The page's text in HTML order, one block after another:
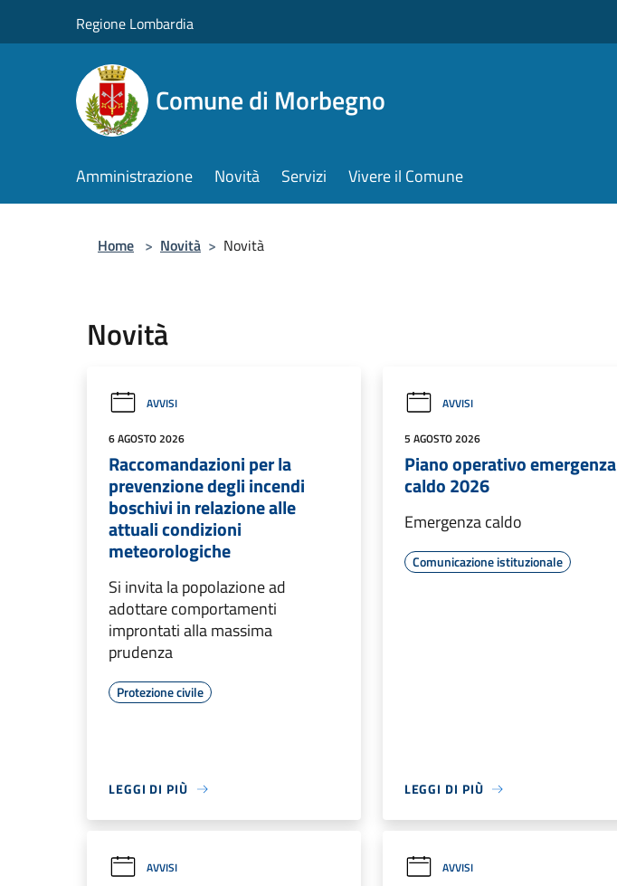
Regione Lombardia
Comune di Morbegno
Amministrazione Novità Servizi Vivere il Comune
Home > Novità > Novità
Novità
AVVISI
6 AGOSTO 2026
Raccomandazioni per la
prevenzione degli incendi
boschivi in relazione alle
attuali condizioni
meteorologiche
Si invita la popolazione ad
adottare comportamenti
improntati alla massima
prudenza
Protezione civile
LEGGI DI PIÙ
AVVISI
5 AGOSTO 2026
Piano operativo emergenza
caldo 2026
Emergenza caldo
Comunicazione istituzionale
LEGGI DI PIÙ
AVVISI AVVISI